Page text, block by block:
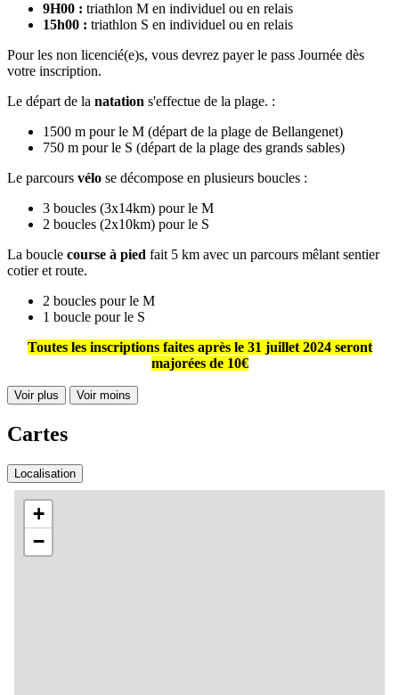
9H00 : triathlon M en individuel ou en relais
15h00 : triathlon S en individuel ou en relais
Pour les non licencié(e)s, vous devrez payer le pass Journée dès
votre inscription.
Le départ de la natation s'effectue de la plage. :
1500 m pour le M (départ de la plage de Bellangenet)
750 m pour le S (départ de la plage des grands sables)
Le parcours vélo se décompose en plusieurs boucles :
3 boucles (3x14km) pour le M
2 boucles (2x10km) pour le S
La boucle course à pied fait 5 km avec un parcours mêlant sentier
cotier et route.
2 boucles pour le M
1 boucle pour le S
Toutes les inscriptions faites après le 31 juillet 2024 seront
majorées de 10€
Voir plus Voir moins
Cartes
Localisation